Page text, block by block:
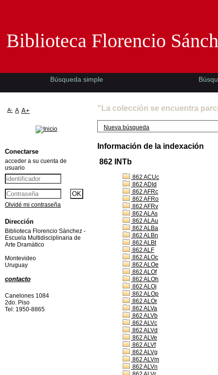
"La colección se encuentra
Nueva búsqueda
Información de la indexación
862 INTb
862 ACUc
862 ADId
862 AFRc
862 AFRo
862 AFRv
862 ALAs
862 ALAu
862 ALBa
862 ALBn
862 ALBt
862 ALF
862 ALOc
862 ALOe
862 ALOf
862 ALOh
862 ALOj
862 ALOp
862 ALOr
862 ALVa
862 ALVb
862 ALVc
862 ALVd
862 ALVe
862 ALVf
862 ALVg
862 ALVm
862 ALVn
Biblioteca Florencio
Búsqueda simple
A- A A+
Conectarse
acceder a su cuenta de
usuario
Olvidé mi contraseña
Dirección
Biblioteca Florencio Sànchez -
Escuela Multidisciplinaria de
Arte Dramàtico
Montevideo
Uruguay
contacto
Canelones 1084
2do. Piso
Tel: 1950-8865